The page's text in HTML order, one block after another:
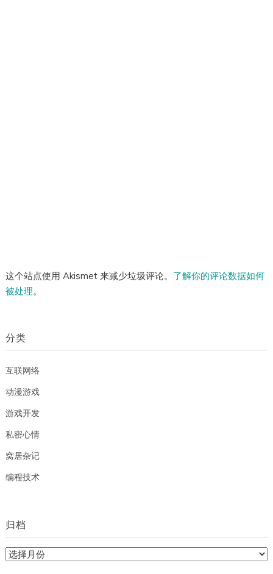
这个站点使用 Akismet 来减少垃圾评论。 了解你的评论数据如何
被处理。
分类
互联网络
动漫游戏
游戏开发
私密心情
窝居杂记
编程技术
归档
归